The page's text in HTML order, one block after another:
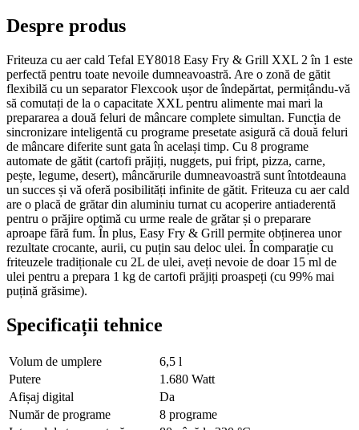
Despre produs
Friteuza cu aer cald Tefal EY8018 Easy Fry & Grill XXL 2 în 1 este
perfectă pentru toate nevoile dumneavoastră. Are o zonă de gătit
flexibilă cu un separator Flexcook ușor de îndepărtat, permițându-vă
să comutați de la o capacitate XXL pentru alimente mai mari la
prepararea a două feluri de mâncare complete simultan. Funcția de
sincronizare inteligentă cu programe presetate asigură că două feluri
de mâncare diferite sunt gata în același timp. Cu 8 programe
automate de gătit (cartofi prăjiți, nuggets, pui fript, pizza, carne,
pește, legume, desert), mâncărurile dumneavoastră sunt întotdeauna
un succes și vă oferă posibilități infinite de gătit. Friteuza cu aer cald
are o placă de grătar din aluminiu turnat cu acoperire antiaderentă
pentru o prăjire optimă cu urme reale de grătar și o preparare
aproape fără fum. În plus, Easy Fry & Grill permite obținerea unor
rezultate crocante, aurii, cu puțin sau deloc ulei. În comparație cu
friteuzele tradiționale cu 2L de ulei, aveți nevoie de doar 15 ml de
ulei pentru a prepara 1 kg de cartofi prăjiți proaspeți (cu 99% mai
puțină grăsime).
Specificații tehnice
Volum de umplere
6,5 l
Putere
1.680 Watt
Afișaj digital
Da
Număr de programe
8 programe